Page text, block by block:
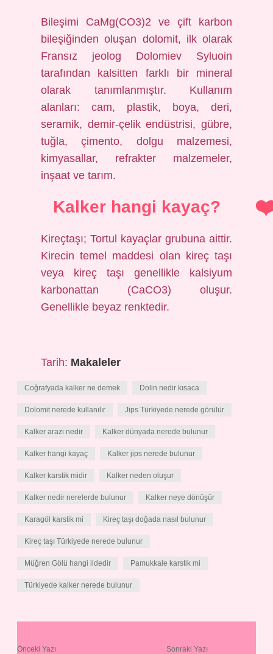
Bileşimi CaMg(CO3)2 ve çift karbon
bileşiğinden oluşan dolomit, ilk olarak
Fransız jeolog Dolomiev Syluoin
tarafından kalsitten farklı bir mineral
olarak tanımlanmıştır. Kullanım
alanları: cam, plastik, boya, deri,
seramik, demir-çelik endüstrisi, gübre,
tuğla, çimento, dolgu malzemesi,
kimyasallar, refrakter malzemeler,
inşaat ve tarım.
Kalker hangi kayaç?
Kireçtaşı; Tortul kayaçlar grubuna aittir.
Kirecin temel maddesi olan kireç taşı
veya kireç taşı genellikle kalsiyum
karbonattan (CaCO3) oluşur.
Genellikle beyaz renktedir.
Tarih: Makaleler
Coğrafyada kalker ne demek Dolin nedir kısaca
Dolomit nerede kullanılır Jips Türkiyede nerede görülür
Kalker arazi nedir Kalker dünyada nerede bulunur
Kalker hangi kayaç Kalker jips nerede bulunur
Kalker karstik midir Kalker neden oluşur
Kalker nedir nerelerde bulunur Kalker neye dönüşür
Karagöl karstik mi Kireç taşı doğada nasıl bulunur
Kireç taşı Türkiyede nerede bulunur
Müğren Gölü hangi ildedir Pamukkale karstik mi
Türkiyede kalker nerede bulunur
Önceki Yazı Sonraki Yazı